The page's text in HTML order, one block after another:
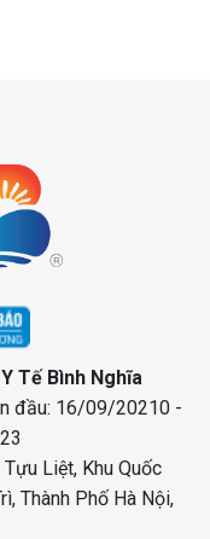
Tế Bình Nghĩa
đầu: 16/09/20210 -
Liệt, Khu Quốc
Thành Phố Hà Nội,